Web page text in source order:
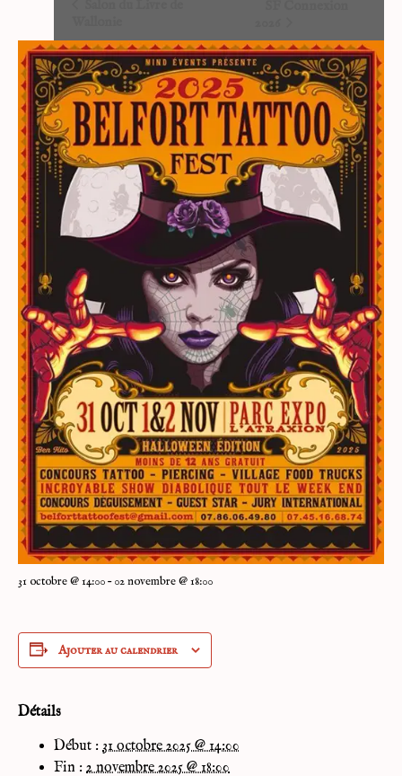
31 octobre @ 14:00 – 02 novembre @ 18:00
Ajouter au calendrier
Détails
Début : 31 octobre 2025 @ 14:00
Fin : 2 novembre 2025 @ 18:00